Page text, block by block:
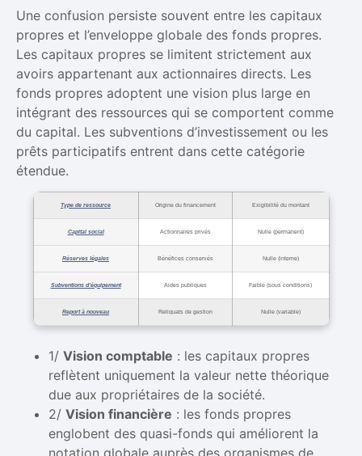
Une confusion persiste souvent entre les capitaux
propres et l’enveloppe globale des fonds propres.
Les capitaux propres se limitent strictement aux
avoirs appartenant aux actionnaires directs. Les
fonds propres adoptent une vision plus large en
intégrant des ressources qui se comportent comme
du capital. Les subventions d’investissement ou les
prêts participatifs entrent dans cette catégorie
étendue.
Type de ressource Origine du financement Exigibilité du montant
Capital social Actionnaires privés Nulle (permanent)
Réserves légales Bénéfices conservés Nulle (interne)
Subventions d’équipement Aides publiques Faible (sous conditions)
Report à nouveau Reliquats de gestion Nulle (variable)
1/ Vision comptable : les capitaux propres
reflètent uniquement la valeur nette théorique
due aux propriétaires de la société.
2/ Vision financière : les fonds propres
englobent des quasi-fonds qui améliorent la